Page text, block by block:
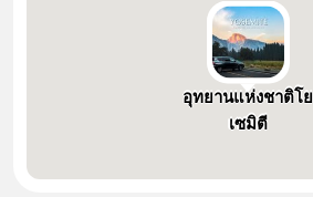
อุทยานแห่งชาติโย
เซมิตี